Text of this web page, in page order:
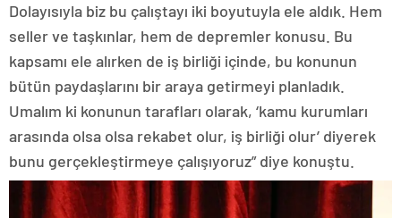
Dolayısıyla biz bu çalıştayı iki boyutuyla ele aldık. Hem
seller ve taşkınlar, hem de depremler konusu. Bu
kapsamı ele alırken de iş birliği içinde, bu konunun
bütün paydaşlarını bir araya getirmeyi planladık.
Umalım ki konunun tarafları olarak, ‘kamu kurumları
arasında olsa olsa rekabet olur, iş birliği olur’ diyerek
bunu gerçekleştirmeye çalışıyoruz” diye konuştu.